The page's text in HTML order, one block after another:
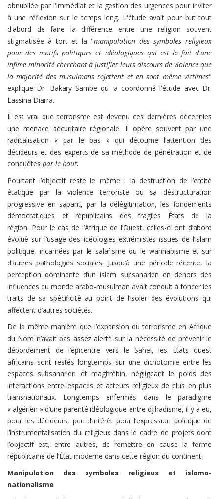
obnubilée par l'immédiat et la gestion des urgences pour inviter
à une réflexion sur le temps long. L'étude avait pour but tout
d'abord de faire la différence entre une religion souvent
stigmatisée à tort et la "manipulation des symboles religieux
pour des motifs politiques et idéologiques qui est le fait d'une
infime minorité cherchant à justifier leurs discours de violence que
la majorité des musulmans rejettent et en sont même victimes"
explique Dr. Bakary Sambe qui a coordonné l'étude avec Dr.
Lassina Diarra.
Il est vrai que terrorisme est devenu ces dernières décennies
une menace sécuritaire régionale. Il opère souvent par une
radicalisation « par le bas » qui détourne l’attention des
décideurs et des experts de sa méthode de pénétration et de
conquêtes par le haut.
Pourtant l’objectif reste le même : la destruction de l’entité
étatique par la violence terroriste ou sa déstructuration
progressive en sapant, par la délégitimation, les fondements
démocratiques et républicains des fragiles États de la
région. Pour le cas de l’Afrique de l’Ouest, celles-ci ont d’abord
évolué sur l’usage des idéologies extrémistes issues de l’islam
politique, incarnées par le salafisme ou le wahhabisme et sur
d’autres pathologies sociales. Jusqu’à une période récente, la
perception dominante d’un islam subsaharien en dehors des
influences du monde arabo-musulman avait conduit à foncer les
traits de sa spécificité au point de l’isoler des évolutions qui
affectent d’autres sociétés.
De la même manière que l’expansion du terrorisme en Afrique
du Nord n’avait pas assez alerté sur la nécessité de prévenir le
débordement de l’épicentre vers le Sahel, les États ouest
africains sont restés longtemps sur une dichotomie entre les
espaces subsaharien et maghrébin, négligeant le poids des
interactions entre espaces et acteurs religieux de plus en plus
transnationaux. Longtemps enfermés dans le paradigme
« algérien » d’une parenté idéologique entre djihadisme, il y a eu,
pour les décideurs, peu d’intérêt pour l’expression politique de
l’instrumentalisation du religieux dans le cadre de projets dont
l’objectif est, entre autres, de remettre en cause la forme
républicaine de l’État moderne dans cette région du continent.
Manipulation des symboles religieux et islamo-
nationalisme